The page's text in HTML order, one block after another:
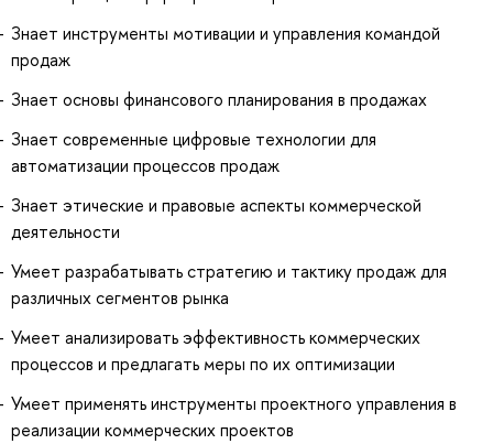
Знает инструменты мотивации и управления командой
продаж
Знает основы финансового планирования в продажах
Знает современные цифровые технологии для
автоматизации процессов продаж
Знает этические и правовые аспекты коммерческой
деятельности
Умеет разрабатывать стратегию и тактику продаж для
различных сегментов рынка
Умеет анализировать эффективность коммерческих
процессов и предлагать меры по их оптимизации
Умеет применять инструменты проектного управления в
реализации коммерческих проектов